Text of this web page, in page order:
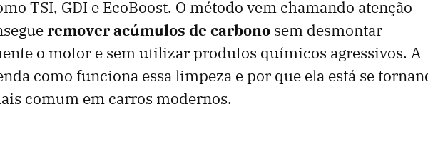
TSI, GDI e EcoBoost. O método vem chamando atenção
remover acúmulos de carbono sem desmontar
o motor e sem utilizar produtos químicos agressivos. A
como funciona essa limpeza e por que ela está se
comum em carros modernos.